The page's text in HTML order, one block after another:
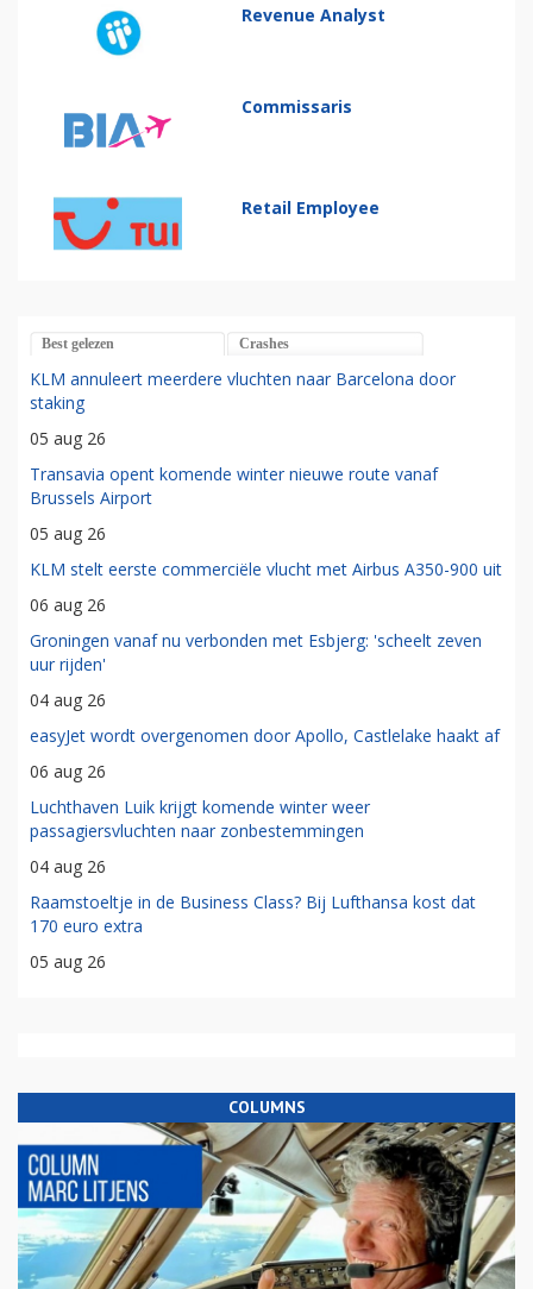
Revenue Analyst
Commissaris
Retail Employee
Best gelezen Crashes
KLM annuleert meerdere vluchten naar Barcelona door
staking
05 aug 26
Transavia opent komende winter nieuwe route vanaf
Brussels Airport
05 aug 26
KLM stelt eerste commerciële vlucht met Airbus A350-900 uit
06 aug 26
Groningen vanaf nu verbonden met Esbjerg: 'scheelt zeven
uur rijden'
04 aug 26
easyJet wordt overgenomen door Apollo, Castlelake haakt af
06 aug 26
Luchthaven Luik krijgt komende winter weer
passagiersvluchten naar zonbestemmingen
04 aug 26
Raamstoeltje in de Business Class? Bij Lufthansa kost dat
170 euro extra
05 aug 26
COLUMNS